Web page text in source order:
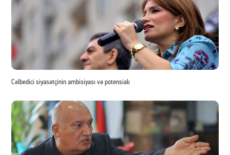
Cəlbedici siyasətçinin ambisiyası və potensialı